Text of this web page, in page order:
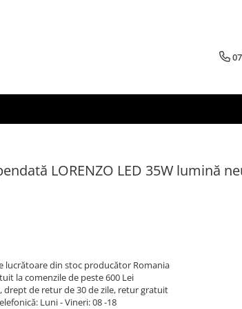
LORENZO LED 35W lumină
lucrătoare din stoc producător Romania
la comenzile de peste 600 Lei
drept de retur de 30 de zile, retur gratuit
Luni - Vineri: 08 -18